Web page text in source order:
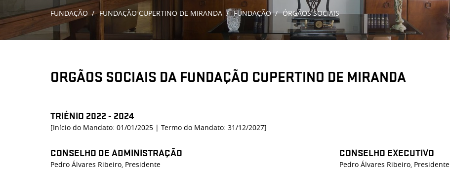
FUNDAÇÃO FUNDAÇÃO CUPERTINO DE MIRANDA FUNDAÇÃO ÓRGÃOS SOCIAIS
ORGÃOS SOCIAIS DA FUNDAÇÃO CUPERTINO DE MIRANDA
TRIÉNIO 2022 - 2024
[Início do Mandato: 01/01/2025 | Termo do Mandato: 31/12/2027]
CONSELHO DE ADMINISTRAÇÃO
Pedro Álvares Ribeiro, Presidente
CONSELHO EXECUTIVO
Pedro Álvares Ribeiro, Presidente